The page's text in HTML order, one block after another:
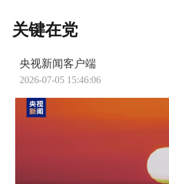
关键在党
央视新闻客户端
2026-07-05 15:46:06